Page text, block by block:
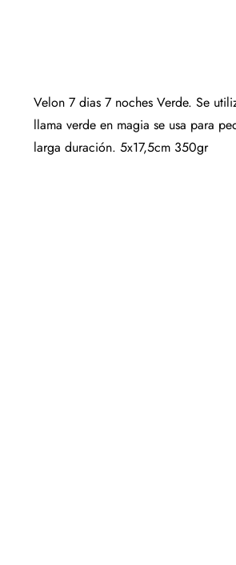
Velon 7 dias 7 noches Verde. Se
llama verde en magia se usa para
larga duración. 5x17,5cm 350gr